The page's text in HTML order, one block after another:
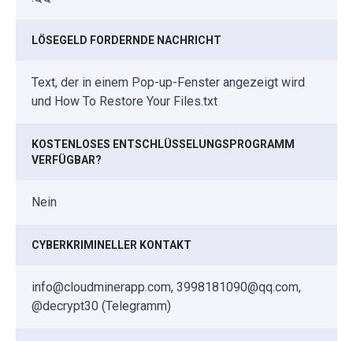
LÖSEGELD FORDERNDE NACHRICHT
Text, der in einem Pop-up-Fenster angezeigt wird
und How To Restore Your Files.txt
KOSTENLOSES ENTSCHLÜSSELUNGSPROGRAMM
VERFÜGBAR?
Nein
CYBERKRIMINELLER KONTAKT
info@cloudminerapp.com, 3998181090@qq.com,
@decrypt30 (Telegramm)